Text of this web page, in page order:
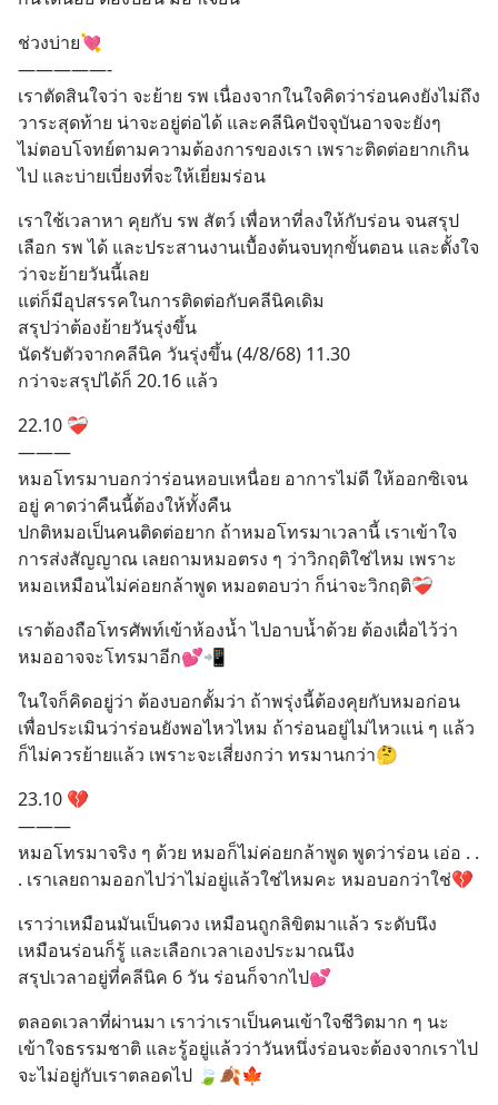
ช่วงบ่าย💘
—————-
เราตัดสินใจว่า จะย้าย รพ เนื่องจากในใจคิดว่าร่อนคงยังไม่ถึง
วาระสุดท้าย น่าจะอยู่ต่อได้ และคลีนิคปัจจุบันอาจจะยังๆ
ไม่ตอบโจทย์ตามความต้องการของเรา เพราะติดต่อยากเกิน
ไป และบ่ายเบี่ยงที่จะให้เยี่ยมร่อน
เราใช้เวลาหา คุยกับ รพ สัตว์ เพื่อหาที่ลงให้กับร่อน จนสรุป
เลือก รพ ได้ และประสานงานเบื้องต้นจบทุกขั้นตอน และตั้งใจ
ว่าจะย้ายวันนี้เลย
แต่ก็มีอุปสรรคในการติดต่อกับคลีนิคเดิม
สรุปว่าต้องย้ายวันรุ่งขึ้น
นัดรับตัวจากคลีนิค วันรุ่งขึ้น (4/8/68) 11.30
กว่าจะสรุปได้ก็ 20.16 แล้ว
22.10 ❤️‍🩹
———
หมอโทรมาบอกว่าร่อนหอบเหนื่อย อาการไม่ดี ให้ออกซิเจน
อยู่ คาดว่าคืนนี้ต้องให้ทั้งคืน
ปกติหมอเป็นคนติดต่อยาก ถ้าหมอโทรมาเวลานี้ เราเข้าใจ
การส่งสัญญาณ เลยถามหมอตรง ๆ ว่าวิกฤติใช่ไหม เพราะ
หมอเหมือนไม่ค่อยกล้าพูด หมอตอบว่า ก็น่าจะวิกฤติ❤️‍🩹
เราต้องถือโทรศัพท์เข้าห้องน้ำ ไปอาบน้ำด้วย ต้องเผื่อไว้ว่า
หมออาจจะโทรมาอีก💕📲
ในใจก็คิดอยู่ว่า ต้องบอกตั้มว่า ถ้าพรุ่งนี้ต้องคุยกับหมอก่อน
เพื่อประเมินว่าร่อนยังพอไหวไหม ถ้าร่อนอยู่ไม่ไหวแน่ ๆ แล้ว
ก็ไม่ควรย้ายแล้ว เพราะจะเสี่ยงกว่า ทรมานกว่า🤔
23.10 💔
———
หมอโทรมาจริง ๆ ด้วย หมอก็ไม่ค่อยกล้าพูด พูดว่าร่อน เอ่อ . .
. เราเลยถามออกไปว่าไม่อยู่แล้วใช่ไหมคะ หมอบอกว่าใช่💔
เราว่าเหมือนมันเป็นดวง เหมือนถูกลิขิตมาแล้ว ระดับนึง
เหมือนร่อนก็รู้ และเลือกเวลาเองประมาณนึง
สรุปเวลาอยู่ที่คลีนิค 6 วัน ร่อนก็จากไป💕
ตลอดเวลาที่ผ่านมา เราว่าเราเป็นคนเข้าใจชีวิตมาก ๆ นะ
เข้าใจธรรมชาติ และรู้อยู่แล้วว่าวันหนึ่งร่อนจะต้องจากเราไป
จะไม่อยู่กับเราตลอดไป 🍃🍂🍁